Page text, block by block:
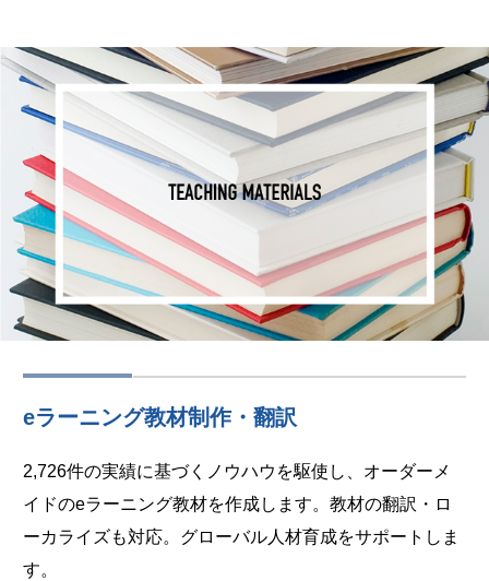
eラーニング教材制作・翻訳
2,726件の実績に基づくノウハウを駆使し、オーダーメ
イドのeラーニング教材を作成します。教材の翻訳・ロ
ーカライズも対応。グローバル人材育成をサポートしま
す。